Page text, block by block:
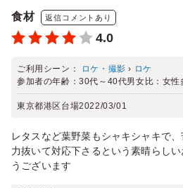
食材 返信コメントあり
4.0
ご利用シーン： ロケ・撮影 › ロケ
参加者の年齢：30代～40代男女比： 女性
東京都港区台場2022/03/01
レタスなど葉野菜もシャキシャキで
力抜いて対応下さるという素晴らし
うございます